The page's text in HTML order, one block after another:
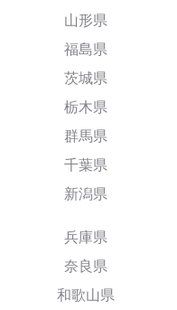
山形県
福島県
茨城県
栃木県
群馬県
千葉県
新潟県
兵庫県
奈良県
和歌山県